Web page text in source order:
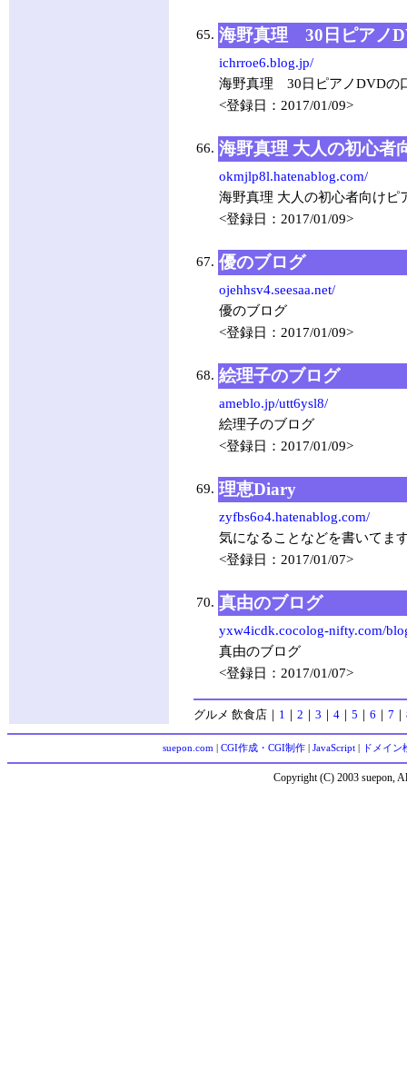
65. 海野真理 30日ピアノ
ichrroe6.blog.jp/
海野真理 30日ピアノDVDの
<登録日：2017/01/09>
66. 海野真理 大人の初心者
okmjlp8l.hatenablog.com/
海野真理 大人の初心者向けピ
<登録日：2017/01/09>
67. 優のブログ
ojehhsv4.seesaa.net/
優のブログ
<登録日：2017/01/09>
68. 絵理子のブログ
ameblo.jp/utt6ysl8/
絵理子のブログ
<登録日：2017/01/09>
69. 理恵Diary
zyfbs6o4.hatenablog.com/
気になることなどを書いてま
<登録日：2017/01/07>
70. 真由のブログ
yxw4icdk.cocolog-nifty.com/
真由のブログ
<登録日：2017/01/07>
グルメ 飲食店 ｜ 1 ｜ 2 ｜ 3 ｜ 4 ｜ 5 ｜ 6 ｜ 7 ｜
suepon.com CGI作成・CGI制作| JavaScript| ドメイン
Copyright (C) 2003 suepon,